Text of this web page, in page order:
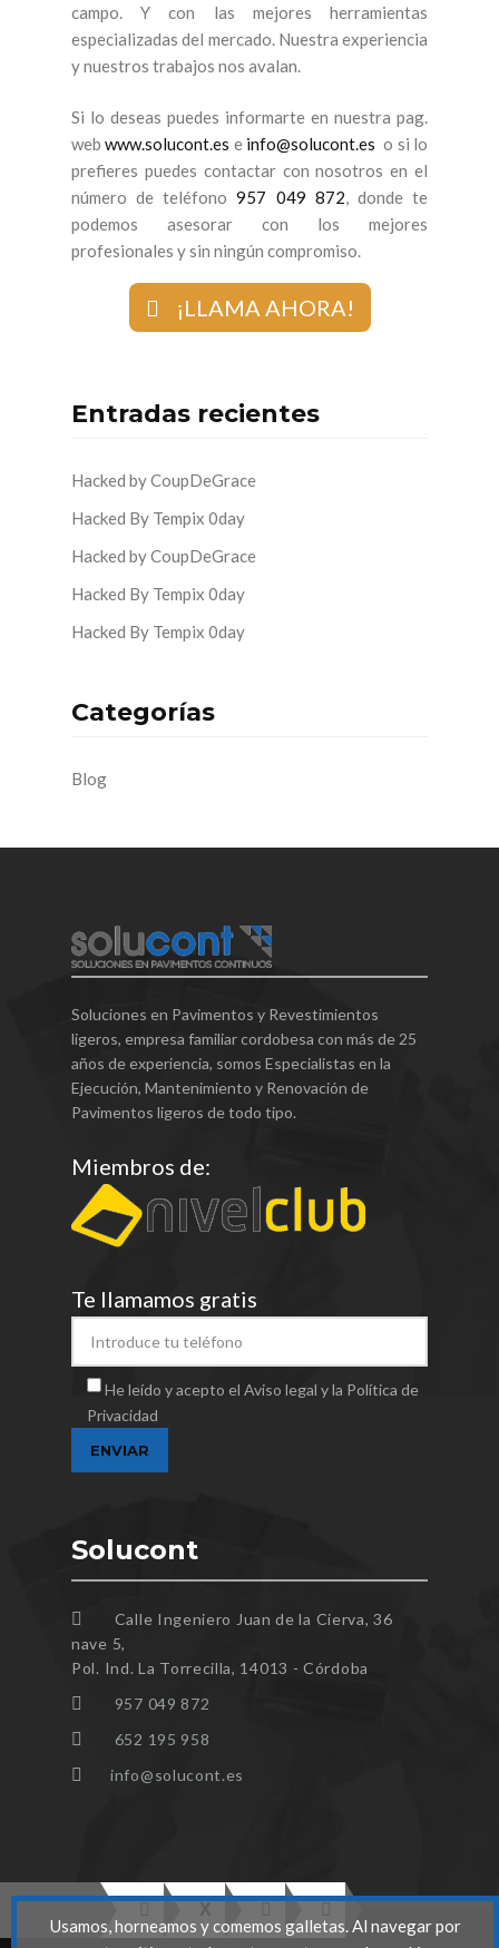
Usamos, horneamos y comemos galletas. Al navegar por
campo. Y con las mejores herramientas
especializadas del mercado. Nuestra experiencia
y nuestros trabajos nos avalan.
Si lo deseas puedes informarte en nuestra pag.
webwww.solucont.es e info@solucont.es o si lo
prefieres puedes contactar con nosotros en el
número de teléfono957 049 872, donde te
podemos asesorar con los mejores
profesionales y sin ningún compromiso.
¡LLAMA AHORA!
Entradas recientes
Hacked by CoupDeGrace
Hacked By Tempix 0day
Hacked by CoupDeGrace
Hacked By Tempix 0day
Hacked By Tempix 0day
Categorías
Blog
Soluciones en Pavimentos y Revestimientos
ligeros, empresa familiar cordobesa con más de 25
años de experiencia, somos Especialistas en la
Ejecución, Mantenimiento y Renovación de
Pavimentos ligeros de todo tipo.
Miembros de:
Te llamamos gratis
He leído y acepto el Aviso legal y la Política de
Privacidad
Solucont
Calle Ingeniero Juan de la Cierva, 36
nave 5,
Pol. Ind. La Torrecilla, 14013 - Córdoba
957 049 872
652 195 958
info@solucont.es